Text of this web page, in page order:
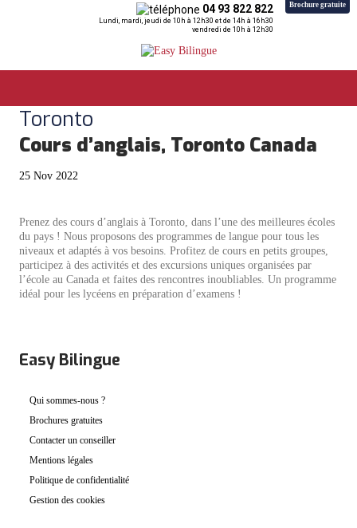
04 93 822 822
Lundi, mardi, jeudi de 10h à 12h30 et de 14h à 16h30
vendredi de 10h à 12h30
Brochure gratuite
Toronto
Cours d’anglais, Toronto Canada
25 Nov 2022
Prenez des cours d’anglais à Toronto, dans l’une des meilleures écoles
du pays ! Nous proposons des programmes de langue pour tous les
niveaux et adaptés à vos besoins. Profitez de cours en petits groupes,
participez à des activités et des excursions uniques organisées par
l’école au Canada et faites des rencontres inoubliables. Un programme
idéal pour les lycéens en préparation d’examens !
Easy Bilingue
Qui sommes-nous ?
Brochures gratuites
Contacter un conseiller
Mentions légales
Politique de confidentialité
Gestion des cookies